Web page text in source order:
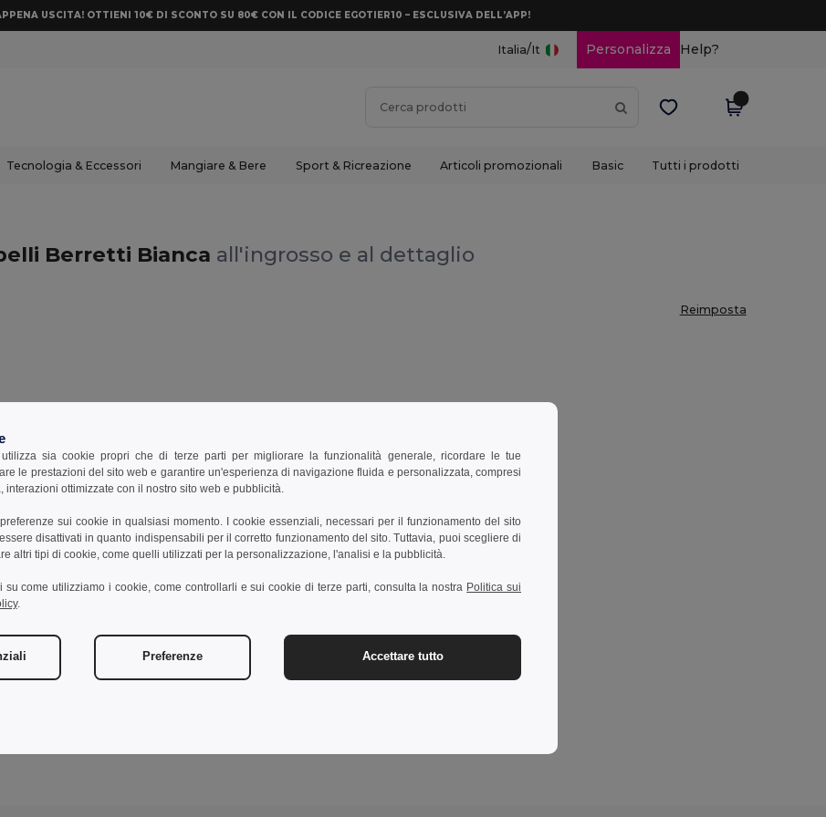
USCITA! OTTIENI 10€ DI SCONTO SU 80€ CON IL CODICE EGOTIER10 – ESCLUSIVA DELL’APP!
Italia/It Personalizza Help?
Tecnologia & Eccessori Mangiare & Bere Sport & Ricreazione Articoli promozionali Basic Tutti i prodotti
Berretti Bianca all'ingrosso e al dettaglio
Reimposta
sia cookie propri che di terze parti per migliorare la funzionalità generale, ricordare le tue
le prestazioni del sito web e garantire un'esperienza di navigazione fluida e personalizzata, compresi
interazioni ottimizzate con il nostro sito web e pubblicità.
sui cookie in qualsiasi momento. I cookie essenziali, necessari per il funzionamento del sito
disattivati in quanto indispensabili per il corretto funzionamento del sito. Tuttavia, puoi scegliere di
altri tipi di cookie, come quelli utilizzati per la personalizzazione, l'analisi e la pubblicità.
su come utilizziamo i cookie, come controllarli e sui cookie di terze parti, consulta la nostra Politica sui
.
Preferenze Accettare tutto